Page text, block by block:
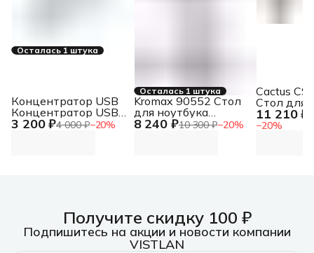
Осталась 1 штука
3 200 ₽4 000 ₽−20%
Концентратор USB
Концентратор USB
3.0, 7xUSB 3.0,
Осталась 1 штука
8 240 ₽10 300 ₽−20%
Kromax 90552 Стол
для ноутбука
OMEGA-10 черный
11 210 ₽
−20%
Cactus
Стол для
Получите скидку 100 ₽
Подпишитесь на акции и новости компании
VISTLAN